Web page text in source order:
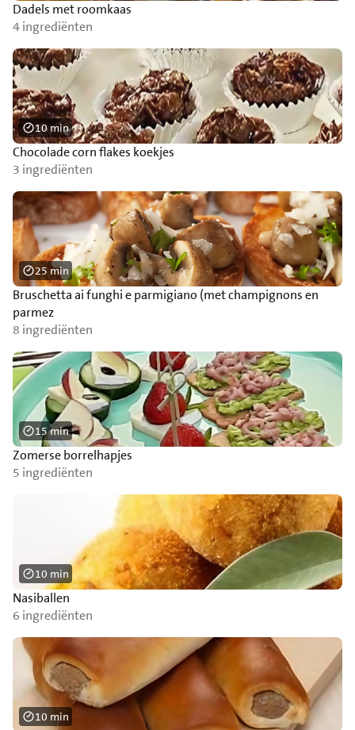
Dadels met roomkaas
4 ingrediënten
Chocolade corn flakes koekjes
3 ingrediënten
10 min
Bruschetta ai funghi e parmigiano (met champignons en
parmez
8 ingrediënten
25 min
Zomerse borrelhapjes
5 ingrediënten
15 min
Nasiballen
6 ingrediënten
10 min
10 min